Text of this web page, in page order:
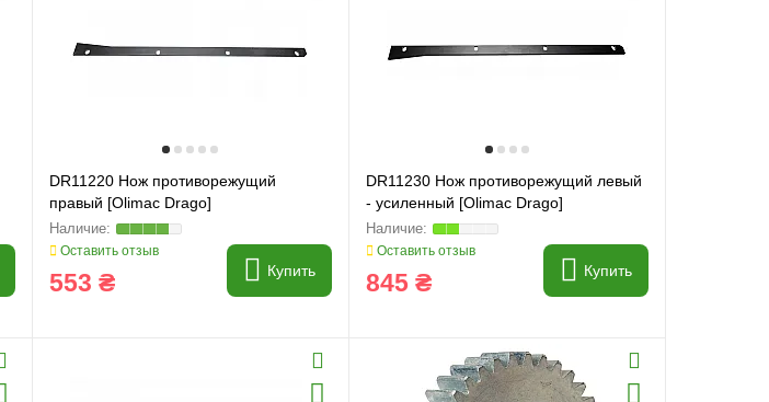
DR11220 Нож противорежущий
правый [Olimac Drago]
Оставить отзыв
553 ₴ Купить
DR11230 Нож противорежущий левый
- усиленный [Olimac Drago]
Оставить отзыв
845 ₴ Купить